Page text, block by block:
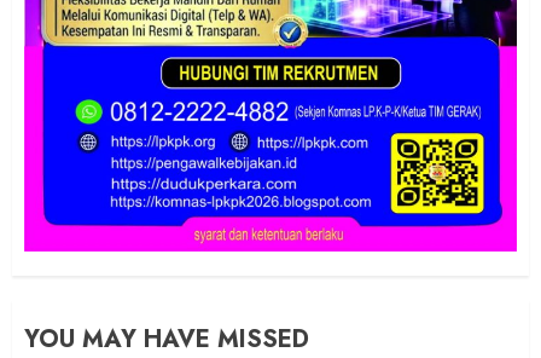
YOU MAY HAVE MISSED